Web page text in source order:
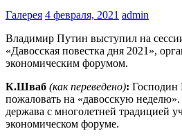
Галерея 4 февраля, 2021 admin
Владимир Путин выступил на
«Давосская повестка дня 2021»,
экономическим форумом.
К.Шваб (как переведено): Господин
пожаловать на «давосскую
держава с многолетней традицией
экономическом форуме.